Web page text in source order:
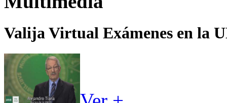
Valija Virtual Exámenes en la